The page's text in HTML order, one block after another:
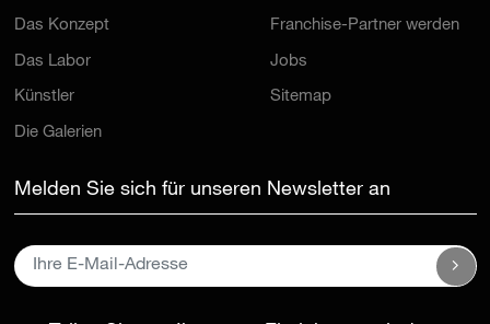
Das Konzept
Das Labor
Künstler
Die Galerien
Franchise-Partner werden
Jobs
Sitemap
Melden Sie sich für unseren Newsletter an